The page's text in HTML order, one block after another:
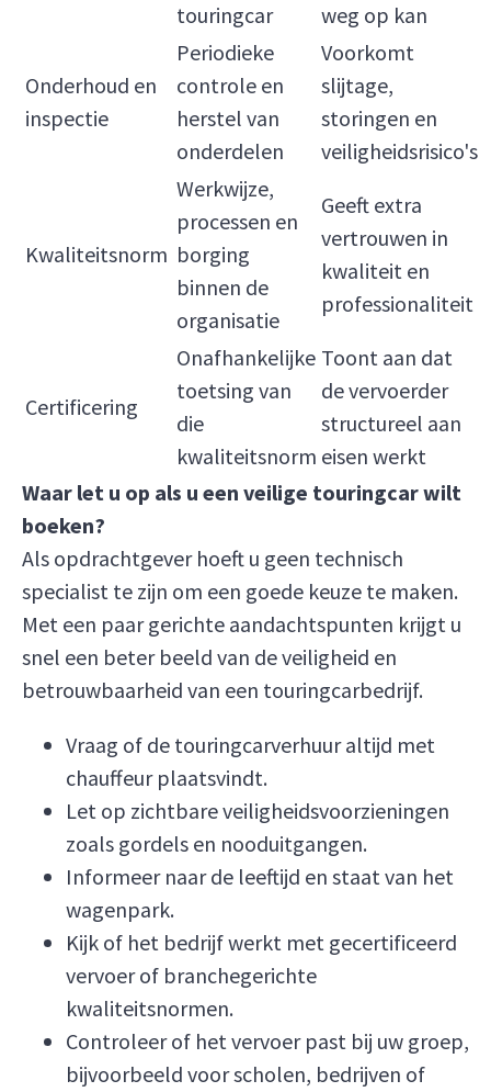
touringcar
weg op kan
Onderhoud en
inspectie
Periodieke
controle en
herstel van
onderdelen
Voorkomt
slijtage,
storingen en
veiligheidsrisico's
Kwaliteitsnorm
Werkwijze,
processen en
borging
binnen de
organisatie
Geeft extra
vertrouwen in
kwaliteit en
professionaliteit
Certificering
Onafhankelijke
toetsing van
die
kwaliteitsnorm
Toont aan dat
de vervoerder
structureel aan
eisen werkt
Waar let u op als u een veilige touringcar wilt
boeken?
Als opdrachtgever hoeft u geen technisch
specialist te zijn om een goede keuze te maken.
Met een paar gerichte aandachtspunten krijgt u
snel een beter beeld van de veiligheid en
betrouwbaarheid van een touringcarbedrijf.
Vraag of de touringcarverhuur altijd met
chauffeur plaatsvindt.
Let op zichtbare veiligheidsvoorzieningen
zoals gordels en nooduitgangen.
Informeer naar de leeftijd en staat van het
wagenpark.
Kijk of het bedrijf werkt met gecertificeerd
vervoer of branchegerichte
kwaliteitsnormen.
Controleer of het vervoer past bij uw groep,
bijvoorbeeld voor scholen, bedrijven of